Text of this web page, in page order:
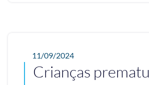
11/09/2024
Crianças